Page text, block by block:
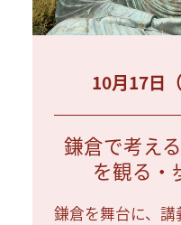
10月17日
鎌倉で考え
を観る・
鎌倉を舞台に、